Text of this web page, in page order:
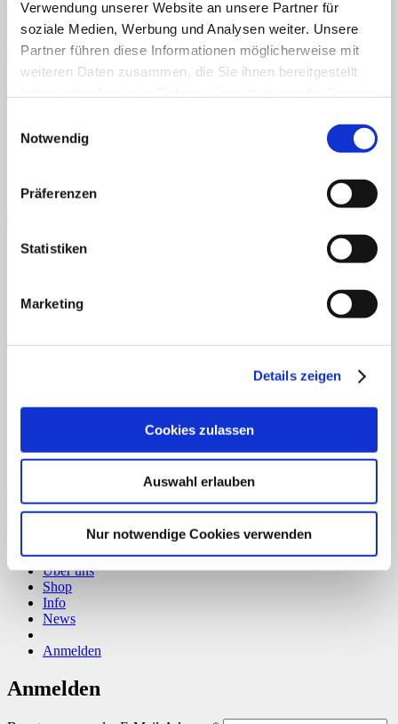
Verwendung unserer Website an unsere Partner für
soziale Medien, Werbung und Analysen weiter. Unsere
Partner führen diese Informationen möglicherweise mit
weiteren Daten zusammen, die Sie ihnen bereitgestellt
Notwendig
Präferenzen
Statistiken
Marketing
Details zeigen
Cookies zulassen
Auswahl erlauben
Nur notwendige Cookies verwenden
News
Suchen
nach:
Konzentration, Wahrnehmung, Ausdauer, Tiere, Puzzle
Kommentare und Trackbacks sind derzeit geschlossen.
AGB Datenschutz Widerruf Versand & Lieferung Zahlungsweisen
Home
Über uns
Shop
Info
News
Anmelden
Anmelden